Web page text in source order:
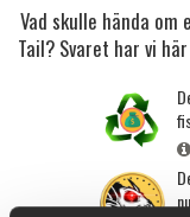
Vad skulle hända om
Tail? Svaret har vi